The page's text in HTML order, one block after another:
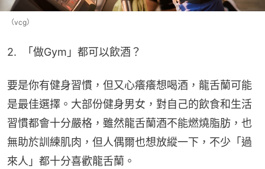
（vcg）
2.  「做Gym」都可以飲酒？
要是你有健身習慣，但又心癢癢想喝酒，龍舌蘭可能
是最佳選擇。大部份健身男女，對自己的飲食和生活
習慣都會十分嚴格，雖然龍舌蘭酒不能燃燒脂肪，也
無助於訓練肌肉，但人偶爾也想放縱一下，不少「過
來人」都十分喜歡龍舌蘭。